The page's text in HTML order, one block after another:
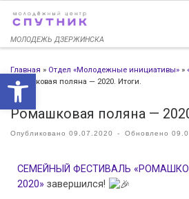
Открыть панель
Перейти к содержимому
МОЛОДЕЖЬ ДЗЕРЖИНСКА
Главная » Отдел «Молодежные инициативы» »
Ромашковая поляна — 2020. Итоги.
Ромашковая поляна —
Опубликовано 09.07.2020 - Обновлено
СЕМЕЙНЫЙ ФЕСТИВАЛЬ
2020» завершился!